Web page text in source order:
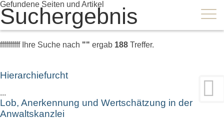
×
Gefundene Seiten und Artikel
Suchergebnis
ffffffffff Ihre Suche nach "" ergab 188 Treffer.
Hierarchiefurcht
...
Lob, Anerkennung und Wertschätzung in der
Anwaltskanzlei